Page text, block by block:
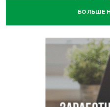
Актриса из Новосибирска
Трех туберкулезников под
больницу Новосибирской
В Новосибирске курьер на
БОЛЬШЕ